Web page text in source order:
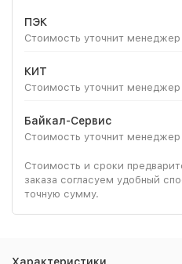
ПЭК
Стоимость уточнит менеджер
КИТ
Стоимость уточнит менеджер
Байкал-Сервис
Стоимость уточнит менеджер
Стоимость и сроки
заказа согласуем удобный
точную сумму.
Характеристики